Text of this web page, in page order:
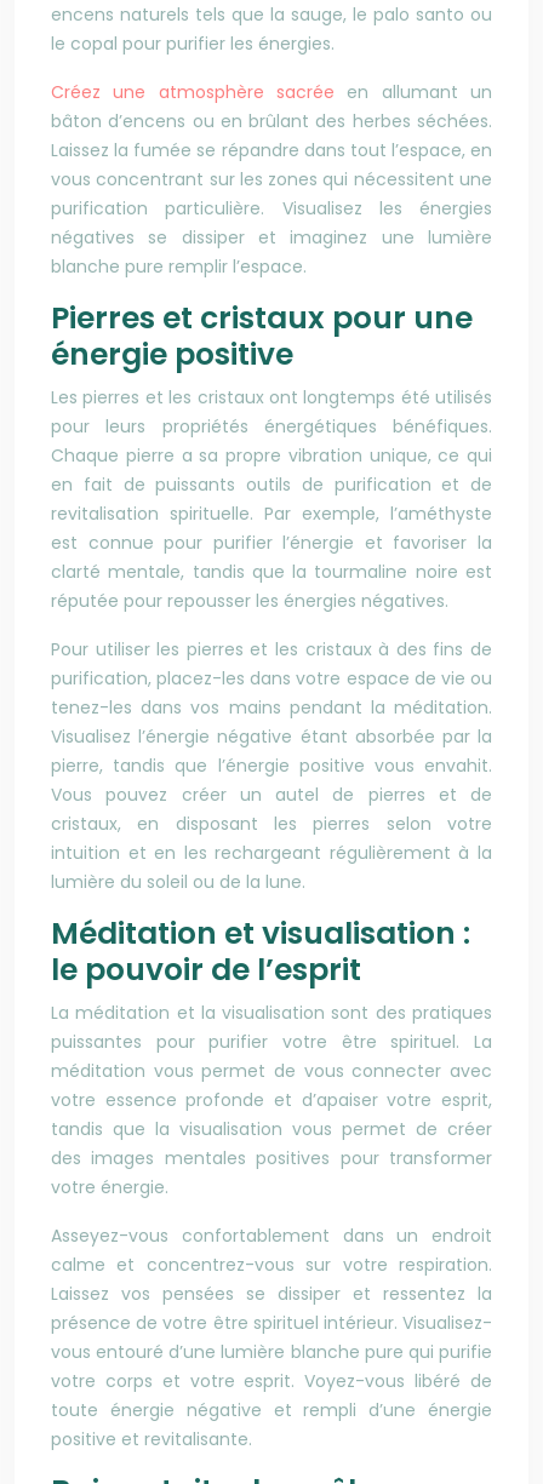
encens naturels tels que la sauge, le palo santo ou
le copal pour purifier les énergies.
Créez une atmosphère sacrée en allumant un
bâton d’encens ou en brûlant des herbes séchées.
Laissez la fumée se répandre dans tout l’espace, en
vous concentrant sur les zones qui nécessitent une
purification particulière. Visualisez les énergies
négatives se dissiper et imaginez une lumière
blanche pure remplir l’espace.
Pierres et cristaux pour une
énergie positive
Les pierres et les cristaux ont longtemps été utilisés
pour leurs propriétés énergétiques bénéfiques.
Chaque pierre a sa propre vibration unique, ce qui
en fait de puissants outils de purification et de
revitalisation spirituelle. Par exemple, l’améthyste
est connue pour purifier l’énergie et favoriser la
clarté mentale, tandis que la tourmaline noire est
réputée pour repousser les énergies négatives.
Pour utiliser les pierres et les cristaux à des fins de
purification, placez-les dans votre espace de vie ou
tenez-les dans vos mains pendant la méditation.
Visualisez l’énergie négative étant absorbée par la
pierre, tandis que l’énergie positive vous envahit.
Vous pouvez créer un autel de pierres et de
cristaux, en disposant les pierres selon votre
intuition et en les rechargeant régulièrement à la
lumière du soleil ou de la lune.
Méditation et visualisation :
le pouvoir de l’esprit
La méditation et la visualisation sont des pratiques
puissantes pour purifier votre être spirituel. La
méditation vous permet de vous connecter avec
votre essence profonde et d’apaiser votre esprit,
tandis que la visualisation vous permet de créer
des images mentales positives pour transformer
votre énergie.
Asseyez-vous confortablement dans un endroit
calme et concentrez-vous sur votre respiration.
Laissez vos pensées se dissiper et ressentez la
présence de votre être spirituel intérieur. Visualisez-
vous entouré d’une lumière blanche pure qui purifie
votre corps et votre esprit. Voyez-vous libéré de
toute énergie négative et rempli d’une énergie
positive et revitalisante.